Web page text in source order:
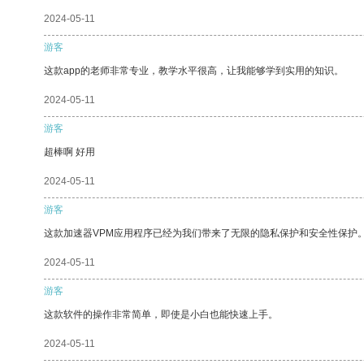
2024-05-11
游客
这款app的老师非常专业，教学水平很高，让我能够学到实用的知识。
2024-05-11
游客
超棒啊 好用
2024-05-11
游客
这款加速器VPM应用程序已经为我们带来了无限的隐私保护和安全性保护
2024-05-11
游客
这款软件的操作非常简单，即使是小白也能快速上手。
2024-05-11